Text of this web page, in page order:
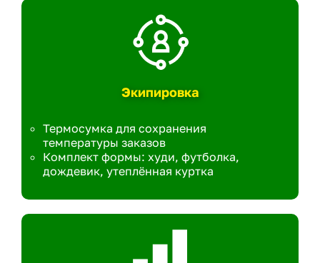
Экипировка
Термосумка для сохранения
температуры заказов
Комплект формы: худи, футболка,
дождевик, утеплённая куртка